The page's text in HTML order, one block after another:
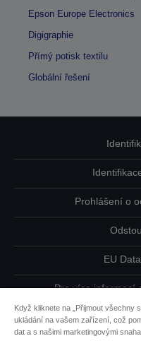
Epson Europe Electronics
Digigraphie
Přímý potisk textilu
Globální řešení
Prohlášení o
EU
Pro více informací
Informace
Když kliknete na „Přijmout všechny
ukládání na vašem zařízení, což
dat a s našimi marketingovými